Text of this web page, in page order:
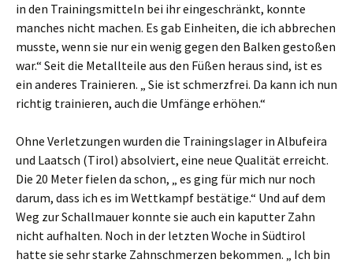
in den Trainingsmitteln bei ihr eingeschränkt, konnte
manches nicht machen. Es gab Einheiten, die ich abbrechen
musste, wenn sie nur ein wenig gegen den Balken gestoßen
war.“ Seit die Metallteile aus den Füßen heraus sind, ist es
ein anderes Trainieren. „ Sie ist schmerzfrei. Da kann ich nun
richtig trainieren, auch die Umfänge erhöhen.“
Ohne Verletzungen wurden die Trainingslager in Albufeira
und Laatsch (Tirol) absolviert, eine neue Qualität erreicht.
Die 20 Meter fielen da schon, „ es ging für mich nur noch
darum, dass ich es im Wettkampf bestätige.“ Und auf dem
Weg zur Schallmauer konnte sie auch ein kaputter Zahn
nicht aufhalten. Noch in der letzten Woche in Südtirol
hatte sie sehr starke Zahnschmerzen bekommen. „ Ich bin